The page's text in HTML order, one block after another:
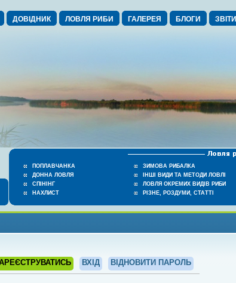
ДОВІДНИК ЛОВЛЯ РИБИ ГАЛЕРЕЯ БЛОГИ ЗВІТИ
ПОПЛАВЧАНКА
ДОННА ЛОВЛЯ
СПІНІНГ
НАХЛИСТ
ЗИМОВА РИБАЛКА
ІНШІ ВИДИ ТА МЕТОДИ ЛОВЛІ
ЛОВЛЯ ОКРЕМИХ ВИДІВ РИБИ
РІЗНЕ, РОЗДУМИ, СТАТТІ
ВХІД ВІДНОВИТИ ПАРОЛЬ